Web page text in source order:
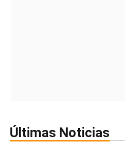
Últimas Noticias